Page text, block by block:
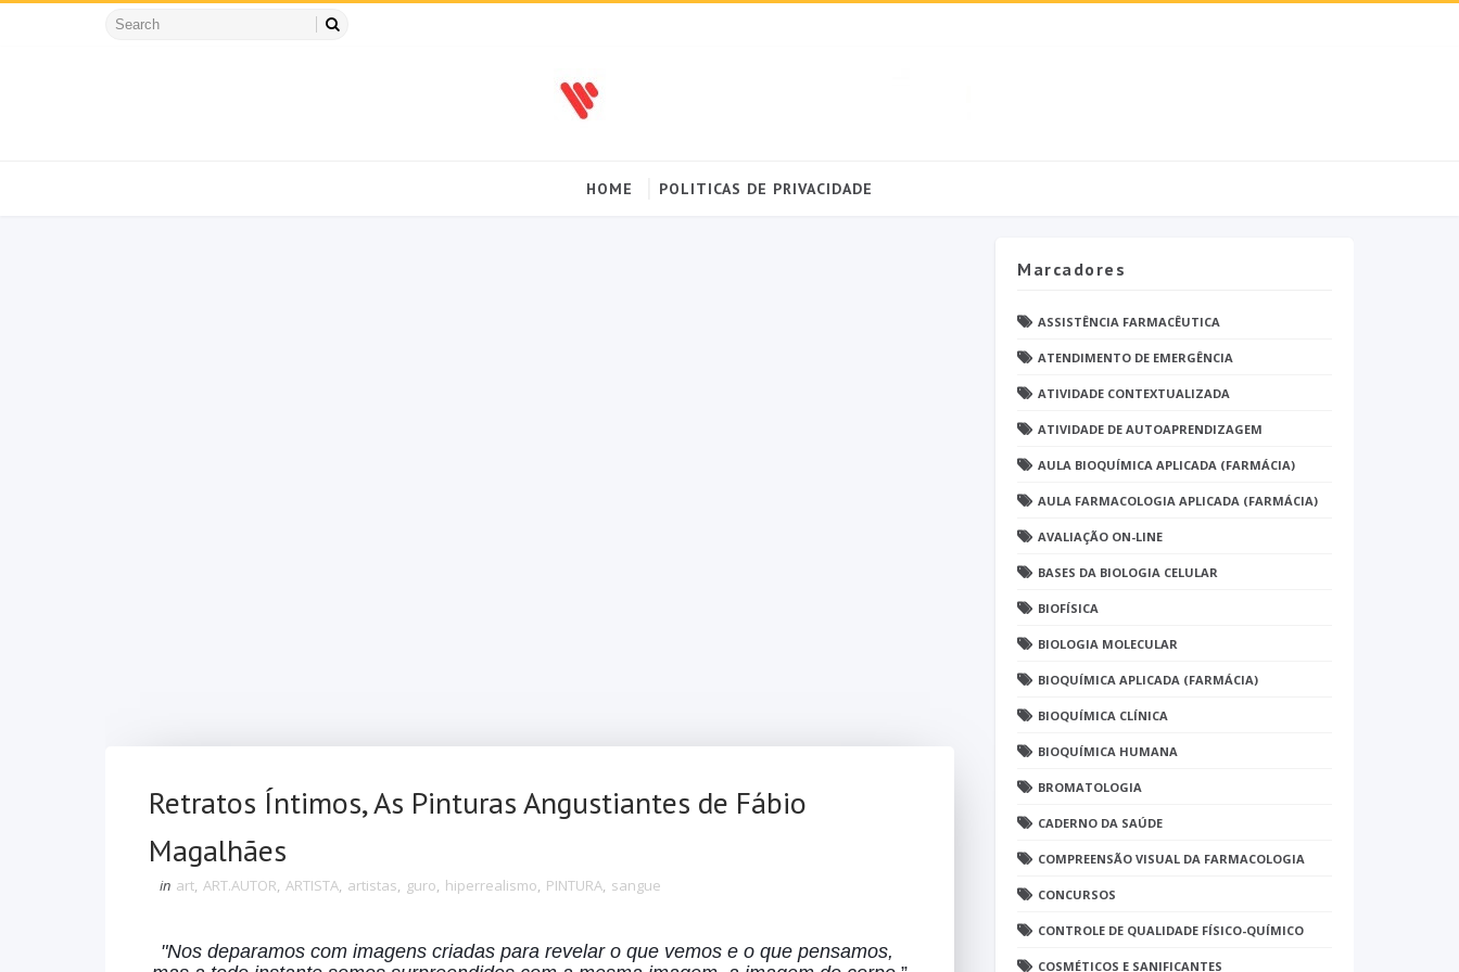
HOME POLITICAS DE PRIVACIDADE
Retratos Íntimos, As Pinturas Angustiantes de Fábio
Magalhães
in art, ART.AUTOR, ARTISTA, artistas, guro, hiperrealismo, PINTURA, sangue
"Nos deparamos com imagens criadas para revelar o que vemos e o que pensamos,
Marcadores
ASSISTÊNCIA FARMACÊUTICA
ATENDIMENTO DE EMERGÊNCIA
ATIVIDADE CONTEXTUALIZADA
ATIVIDADE DE AUTOAPRENDIZAGEM
AULA BIOQUÍMICA APLICADA (FARMÁCIA)
AULA FARMACOLOGIA APLICADA (FARMÁCIA)
AVALIAÇÃO ON-LINE
BASES DA BIOLOGIA CELULAR
BIOFÍSICA
BIOLOGIA MOLECULAR
BIOQUÍMICA APLICADA (FARMÁCIA)
BIOQUÍMICA CLÍNICA
BIOQUÍMICA HUMANA
BROMATOLOGIA
CADERNO DA SAÚDE
COMPREENSÃO VISUAL DA FARMACOLOGIA
CONCURSOS
CONTROLE DE QUALIDADE FÍSICO-QUÍMICO
COSMÉTICOS E SANIFICANTES